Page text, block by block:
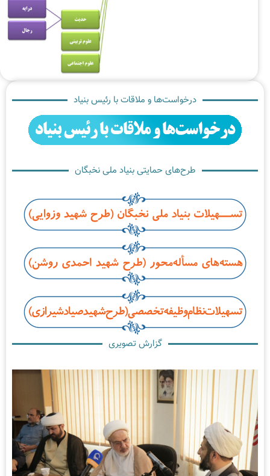
درخواست‌ها و ملاقات با رئیس بنیاد
طرح‌های حمایتی بنیاد ملی نخبگان
گزارش تصویری